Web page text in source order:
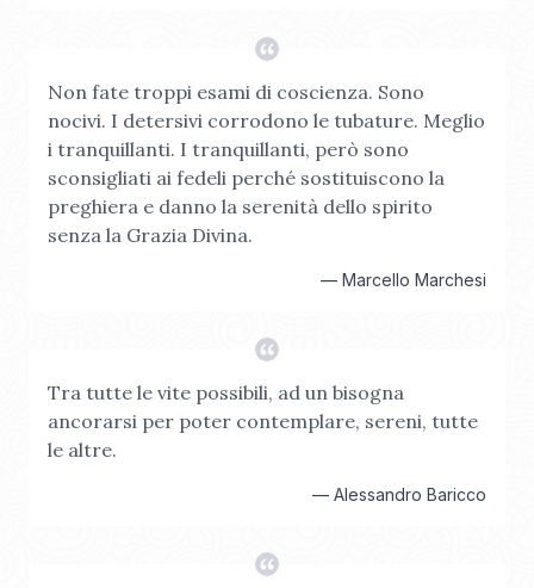
Non fate troppi esami di coscienza. Sono
nocivi. I detersivi corrodono le tubature. Meglio
i tranquillanti. I tranquillanti, però sono
sconsigliati ai fedeli perché sostituiscono la
preghiera e danno la serenità dello spirito
senza la Grazia Divina.
— Marcello Marchesi
Tra tutte le vite possibili, ad un bisogna
ancorarsi per poter contemplare, sereni, tutte
le altre.
— Alessandro Baricco